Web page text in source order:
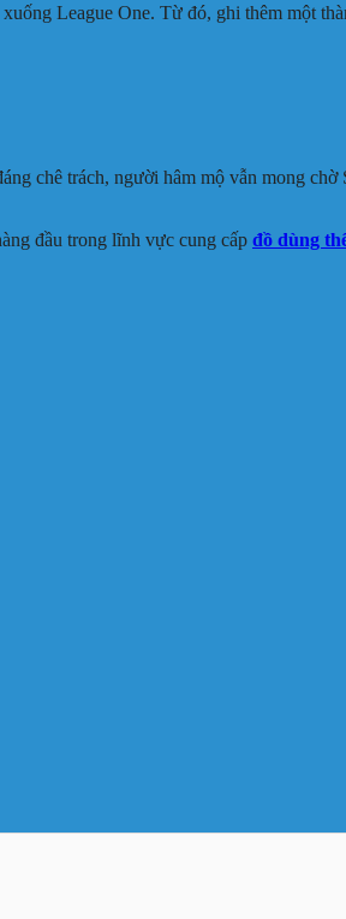
League One. Từ đó, ghi thêm một
chê trách, người hâm mộ vẫn mong
đầu trong lĩnh vực cung cấp đồ dùng